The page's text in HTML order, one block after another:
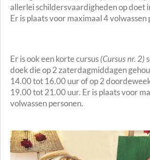
allerlei schildersvaardigheden op doet
Er is plaats voor maximaal 4 volwassen
Er is ook een korte cursus(Cursus nr. 2)
doek die op 2 zaterdagmiddagen
14.00 tot 16.00 uur of op 2
19.00 tot 21.00 uur. Er is plaats voor
volwassen personen.